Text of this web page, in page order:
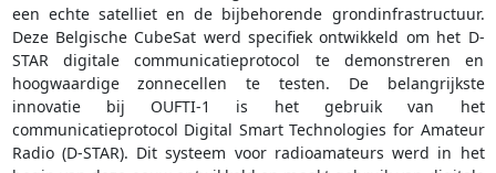
een echte satelliet en de bijbehorende grondinfrastructuur.
Deze Belgische CubeSat werd specifiek ontwikkeld om het D-
STAR digitale communicatieprotocol te demonstreren en
hoogwaardige zonnecellen te testen. De belangrijkste
innovatie bij OUFTI-1 is het gebruik van het
communicatieprotocol Digital Smart Technologies for Amateur
Radio (D-STAR). Dit systeem voor radioamateurs werd in het